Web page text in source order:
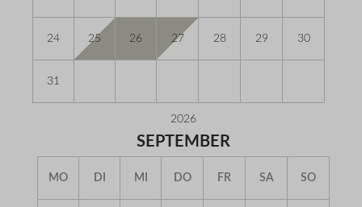
24 25 26 27 28 29 30
31
2026
SEPTEMBER
MO DI MI DO FR SA SO